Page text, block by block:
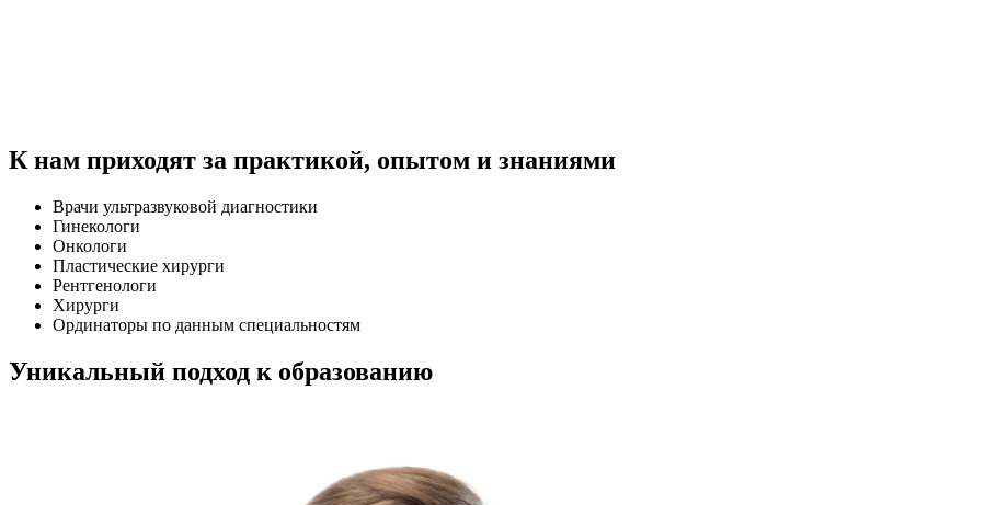
К нам приходят за практикой, опытом и знаниями
Врачи ультразвуковой диагностики
Гинекологи
Онкологи
Пластические хирурги
Рентгенологи
Хирурги
Ординаторы по данным специальностям
Уникальный подход к образованию